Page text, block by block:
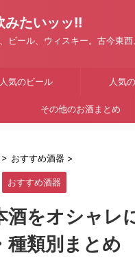
みたいッッ!!
ビール、ウィスキー。古今東
人気のビール 人気
その他のお酒まとめ
> おすすめ酒器 >
おすすめ酒器
酒をオシャレ
種類別まとめ